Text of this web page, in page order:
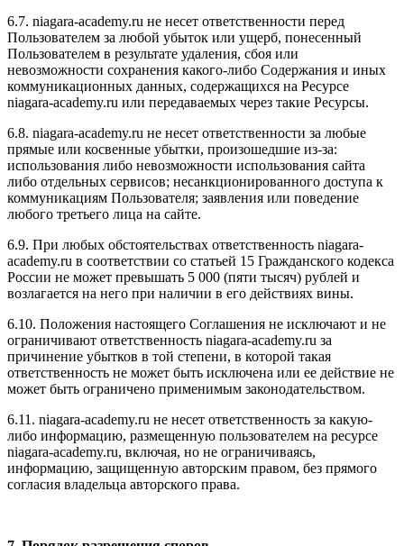
6.7. niagara-academy.ru не несет ответственности перед
Пользователем за любой убыток или ущерб, понесенный
Пользователем в результате удаления, сбоя или
невозможности сохранения какого-либо Содержания и иных
коммуникационных данных, содержащихся на Ресурсе
niagara-academy.ru или передаваемых через такие Ресурсы.
6.8. niagara-academy.ru не несет ответственности за любые
прямые или косвенные убытки, произошедшие из-за:
использования либо невозможности использования сайта
либо отдельных сервисов; несанкционированного доступа к
коммуникациям Пользователя; заявления или поведение
любого третьего лица на сайте.
6.9. При любых обстоятельствах ответственность niagara-
academy.ru в соответствии со статьей 15 Гражданского кодекса
России не может превышать 5 000 (пяти тысяч) рублей и
возлагается на него при наличии в его действиях вины.
6.10. Положения настоящего Соглашения не исключают и не
ограничивают ответственность niagara-academy.ru за
причинение убытков в той степени, в которой такая
ответственность не может быть исключена или ее действие не
может быть ограничено применимым законодательством.
6.11. niagara-academy.ru не несет ответственность за какую-
либо информацию, размещенную пользователем на ресурсе
niagara-academy.ru, включая, но не ограничиваясь,
информацию, защищенную авторским правом, без прямого
согласия владельца авторского права.